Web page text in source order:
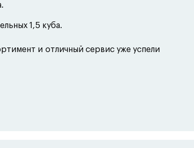
1,5 куба.
и отличный сервис уже успели